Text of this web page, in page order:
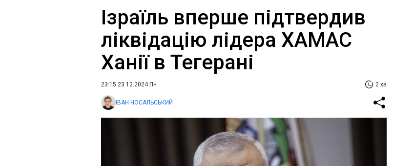
Ізраїль вперше підтвердив
ліквідацію лідера ХАМАС
Ханії в Тегерані
23:15 23.12.2024 Пн 2 хв
ІВАН НОСАЛЬСЬКИЙ